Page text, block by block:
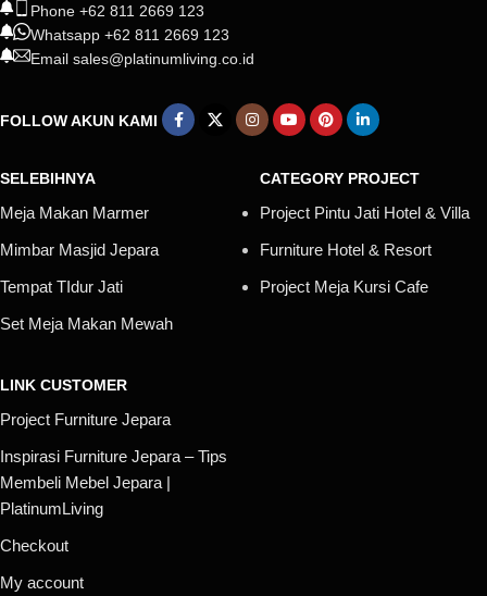
Phone +62 811 2669 123
Whatsapp +62 811 2669 123
Email sales@platinumliving.co.id
FOLLOW AKUN KAMI
SELEBIHNYA
Meja Makan Marmer
Mimbar Masjid Jepara
Tempat TIdur Jati
Set Meja Makan Mewah
CATEGORY PROJECT
Project Pintu Jati Hotel & Villa
Furniture Hotel & Resort
Project Meja Kursi Cafe
LINK CUSTOMER
Project Furniture Jepara
Inspirasi Furniture Jepara – Tips
Membeli Mebel Jepara |
PlatinumLiving
Checkout
My account